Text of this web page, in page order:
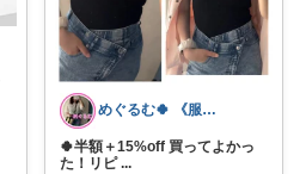
めぐるむ🍀 《服と暮らし》朝コレ
🍀半額＋15%off 買ってよかっ
た！リピ ...